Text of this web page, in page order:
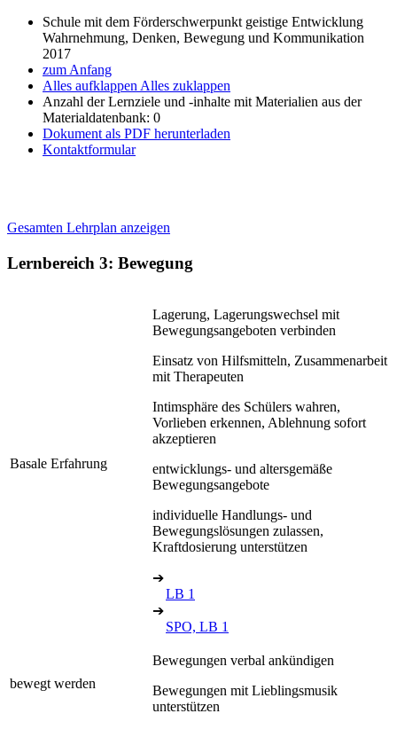
Schule mit dem Förderschwerpunkt geistige Entwicklung
Wahrnehmung, Denken, Bewegung und Kommunikation
2017
zum Anfang
Alles aufklappen Alles zuklappen
Anzahl der Lernziele und -inhalte mit Materialien aus der
Materialdatenbank: 0
Dokument als PDF herunterladen
Kontaktformular
Gesamten Lehrplan anzeigen
Lernbereich 3: Bewegung
Basale Erfahrung
Lagerung, Lagerungswechsel mit
Bewegungsangeboten verbinden
Einsatz von Hilfsmitteln, Zusammenarbeit
mit Therapeuten
Intimsphäre des Schülers wahren,
Vorlieben erkennen, Ablehnung sofort
akzeptieren
entwicklungs- und altersgemäße
Bewegungsangebote
individuelle Handlungs- und
Bewegungslösungen zulassen,
Kraftdosierung unterstützen
➔
LB 1
➔
SPO, LB 1
bewegt werden
Bewegungen verbal ankündigen
Bewegungen mit Lieblingsmusik
unterstützen